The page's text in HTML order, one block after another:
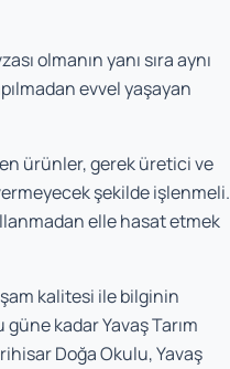
olmanın yanı sıra aynı
evvel yaşayan
ürünler, gerek üretici ve
şekilde işlenmeli.
elle hasat etmek
kalitesi ile bilginin
kadar Yavaş Tarım
Doğa Okulu, Yavaş